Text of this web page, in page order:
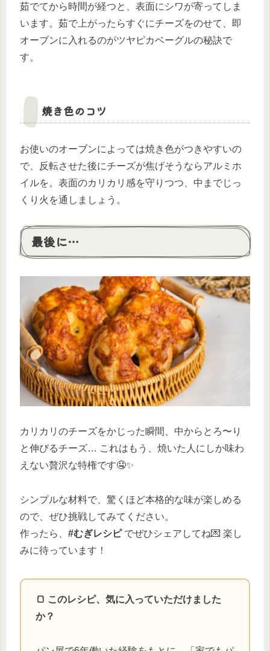
茹でてから時間が経つと、表面にシワが寄ってしま
います。茹で上がったらすぐにチーズをのせて、即
オーブンに入れるのがツヤピカベーグルの秘訣で
す。
焼き色のコツ
お使いのオーブンによっては焼き色がつきやすいの
で、反転させた後にチーズが焦げそうならアルミホ
イルを。表面のカリカリ感を守りつつ、中までじっ
くり火を通しましょう。
最後に…
カリカリのチーズをかじった瞬間、中からとろ〜り
と伸びるチーズ… これはもう、焼いた人にしか味わ
えない贅沢な特権です🤤✨
シンプルな材料で、驚くほど本格的な味が楽しめる
ので、ぜひ挑戦してみてください。
作ったら、 #むぎレシピでぜひシェアしてね💌 楽し
みに待っています！
🍞 このレシピ、気に入っていただけました
か？